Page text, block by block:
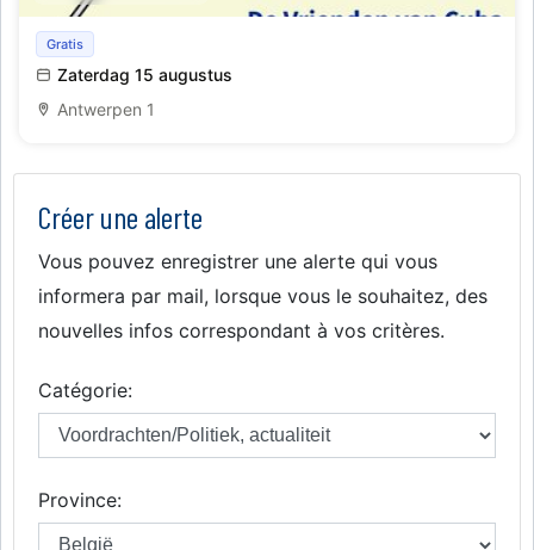
Cuba-namiddag en zomerdrink
Gratis
Zaterdag 15 augustus
Antwerpen 1
Créer une alerte
Vous pouvez enregistrer une alerte qui vous
informera par mail, lorsque vous le souhaitez, des
nouvelles infos correspondant à vos critères.
Catégorie:
Province: